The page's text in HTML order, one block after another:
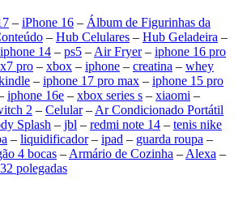
– iPhone 16 – Álbum de Figurinhas da
– Hub Celulares – Hub Geladeira –
iphone 14 – ps5 – Air Fryer– iphone 16 pro
pro – xbox – iphone – creatina – whey
– iphone 17 pro max – iphone 15 pro
iphone 16e – xbox series s – xiaomi –
2 – Celular– Ar Condicionado Portátil
Splash – jbl – redmi note 14 – tenis nike
– liquidificador– ipad – guarda roupa –
4 bocas – Armário de Cozinha – Alexa –
polegadas